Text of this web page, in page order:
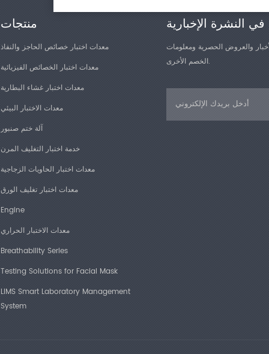
منتجات
معدات اختبار خصائص الحاجز والنفاذ
معدات اختبار الخصائص الفيزيائية
معدات اختبار غشاء البطارية
معدات الاختبار البيئي
آلة ختم صنبور
خدمة اختبار التغليف المرن
معدات اختبار الحاويات الزجاجية
معدات اختبار تغليف الورق
Engine
معدات الاختبار الحراري
Breathability Series
Testing Solutions for Facial Mask
LIMS Smart Laboratory Management
System
النشرة الإخبارية
والعروض الحصرية ومعلومات
الخصم الأخرى.